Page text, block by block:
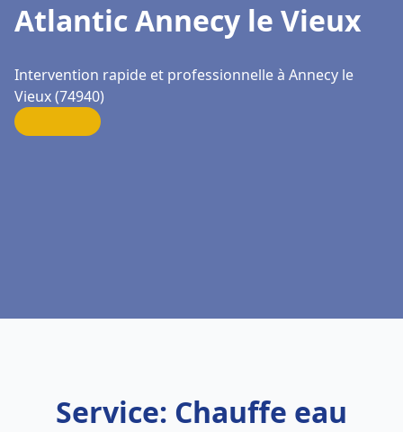
Atlantic Annecy le Vieux
Intervention rapide et professionnelle à Annecy le
Vieux (74940)
Service: Chauffe eau